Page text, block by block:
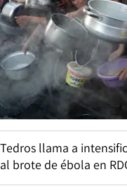
Tedros llama a
al brote de ébola en